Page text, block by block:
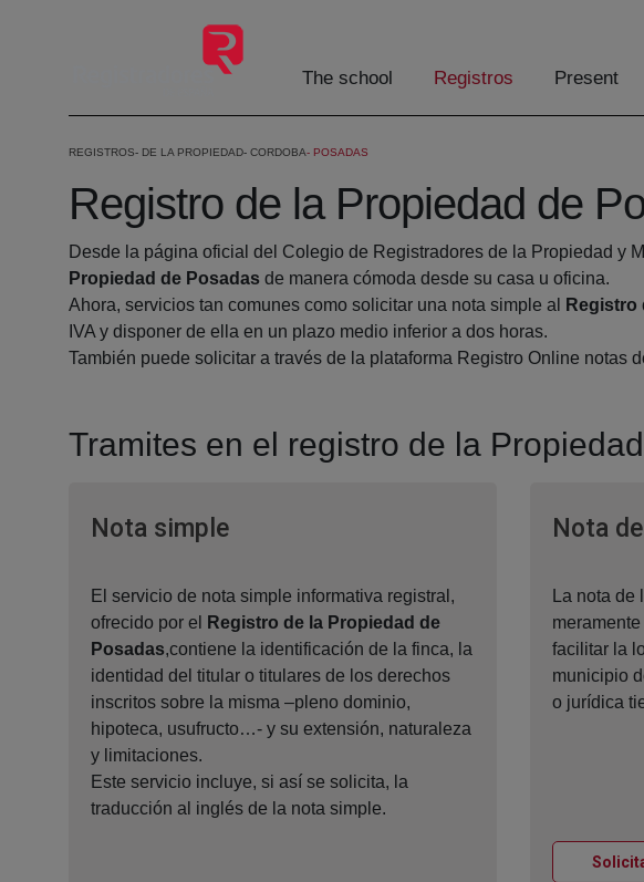
The school Registros Present
REGISTROS DE LA PROPIEDAD CORDOBA POSADAS
Registro de la Propiedad de
Desde la página oficial del Colegio de Registradores de la Propiedad y
Propiedad de Posadas de manera cómoda desde su casa u oficina.
Ahora, servicios tan comunes como solicitar una nota simple al
Registro
IVA y disponer de ella en un plazo medio inferior a dos horas.
También puede solicitar a través de la plataforma Registro Online notas
Tramites en el registro de la
Nota simpleVentana nueva
El servicio de nota simple informativa registral,
ofrecido por el
Registro de la Propiedad de
Posadas,contiene la identificación de la finca, la
identidad del titular o titulares de los derechos
inscritos sobre la misma –pleno dominio,
hipoteca, usufructo…- y su extensión, naturaleza
y limitaciones.
Este servicio incluye, si así se solicita, la
traducción al inglés de la nota simple.
Nota
La nota
facilitar la
municipio
o jurídica